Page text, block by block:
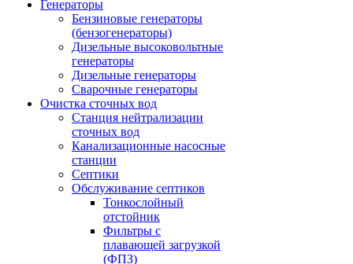
Генераторы
Бензиновые генераторы
(бензогенераторы)
Дизельные высоковольтные
генераторы
Дизельные генераторы
Сварочные генераторы
Очистка сточных вод
Станция нейтрализации
сточных вод
Канализационные насосные
станции
Септики
Обслуживание септиков
Тонкослойный
отстойник
Фильтры с
плавающей загрузкой
(ФПЗ)